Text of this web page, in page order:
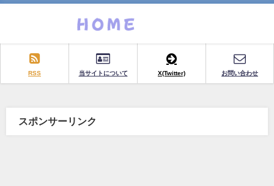
RSS 当サイトについて X(Twitter) お問い合わせ
スポンサーリンク